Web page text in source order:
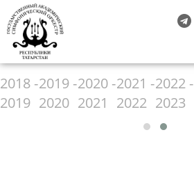
2018 -
2019
2019 -
2020
2020 -
2021
2021 -
2022
2022 -
2023